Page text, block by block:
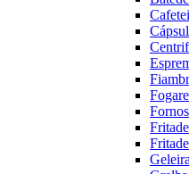
Fornos